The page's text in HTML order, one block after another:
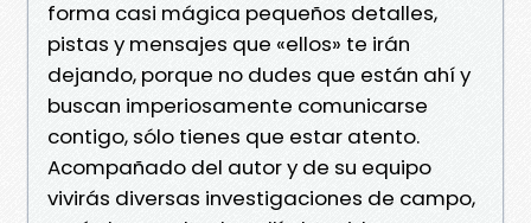
forma casi mágica pequeños detalles,
pistas y mensajes que «ellos» te irán
dejando, porque no dudes que están ahí y
buscan imperiosamente comunicarse
contigo, sólo tienes que estar atento.
Acompañado del autor y de su equipo
vivirás diversas investigaciones de campo,